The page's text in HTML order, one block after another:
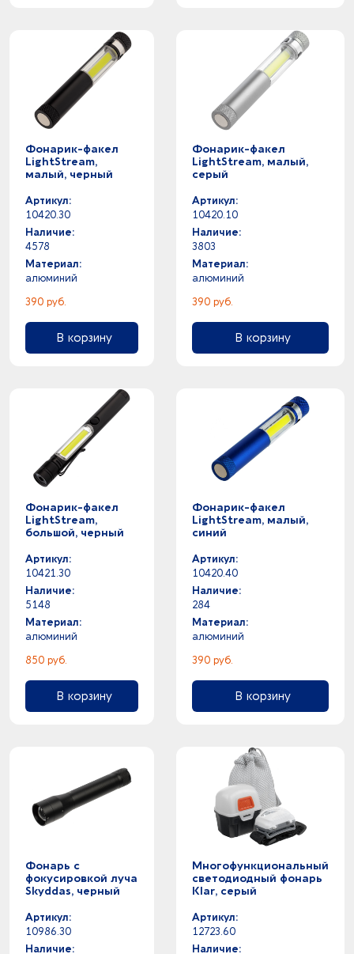
Фонарик-факел
LightStream,
малый, черный
Артикул:
10420.30
Наличие:
4578
Материал:
алюминий
390 руб.
В корзину
Фонарик-факел
LightStream, малый,
серый
Артикул:
10420.10
Наличие:
3803
Материал:
алюминий
390 руб.
В корзину
Фонарик-факел
LightStream,
большой, черный
Артикул:
10421.30
Наличие:
5148
Материал:
алюминий
850 руб.
В корзину
Фонарик-факел
LightStream, малый,
синий
Артикул:
10420.40
Наличие:
284
Материал:
алюминий
390 руб.
В корзину
Фонарь с
фокусировкой луча
Skyddas, черный
Артикул:
10986.30
Наличие:
Многофункциональный
светодиодный фонарь
Klar, серый
Артикул:
12723.60
Наличие: